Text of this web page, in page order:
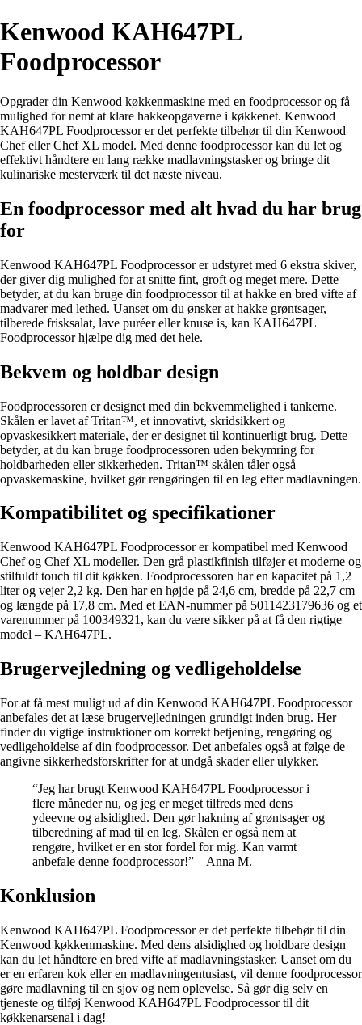
Kenwood KAH647PL
Foodprocessor
Opgrader din Kenwood køkkenmaskine med en foodprocessor og få
mulighed for nemt at klare hakkeopgaverne i køkkenet. Kenwood
KAH647PL Foodprocessor er det perfekte tilbehør til din Kenwood
Chef eller Chef XL model. Med denne foodprocessor kan du let og
effektivt håndtere en lang række madlavningstasker og bringe dit
kulinariske mesterværk til det næste niveau.
En foodprocessor med alt hvad du har brug
for
Kenwood KAH647PL Foodprocessor er udstyret med 6 ekstra skiver,
der giver dig mulighed for at snitte fint, groft og meget mere. Dette
betyder, at du kan bruge din foodprocessor til at hakke en bred vifte af
madvarer med lethed. Uanset om du ønsker at hakke grøntsager,
tilberede frisksalat, lave puréer eller knuse is, kan KAH647PL
Foodprocessor hjælpe dig med det hele.
Bekvem og holdbar design
Foodprocessoren er designet med din bekvemmelighed i tankerne.
Skålen er lavet af Tritan™, et innovativt, skridsikkert og
opvaskesikkert materiale, der er designet til kontinuerligt brug. Dette
betyder, at du kan bruge foodprocessoren uden bekymring for
holdbarheden eller sikkerheden. Tritan™ skålen tåler også
opvaskemaskine, hvilket gør rengøringen til en leg efter madlavningen.
Kompatibilitet og specifikationer
Kenwood KAH647PL Foodprocessor er kompatibel med Kenwood
Chef og Chef XL modeller. Den grå plastikfinish tilføjer et moderne og
stilfuldt touch til dit køkken. Foodprocessoren har en kapacitet på 1,2
liter og vejer 2,2 kg. Den har en højde på 24,6 cm, bredde på 22,7 cm
og længde på 17,8 cm. Med et EAN-nummer på 5011423179636 og et
varenummer på 100349321, kan du være sikker på at få den rigtige
model – KAH647PL.
Brugervejledning og vedligeholdelse
For at få mest muligt ud af din Kenwood KAH647PL Foodprocessor
anbefales det at læse brugervejledningen grundigt inden brug. Her
finder du vigtige instruktioner om korrekt betjening, rengøring og
vedligeholdelse af din foodprocessor. Det anbefales også at følge de
angivne sikkerhedsforskrifter for at undgå skader eller ulykker.
“Jeg har brugt Kenwood KAH647PL Foodprocessor i
flere måneder nu, og jeg er meget tilfreds med dens
ydeevne og alsidighed. Den gør hakning af grøntsager og
tilberedning af mad til en leg. Skålen er også nem at
rengøre, hvilket er en stor fordel for mig. Kan varmt
anbefale denne foodprocessor!” – Anna M.
Konklusion
Kenwood KAH647PL Foodprocessor er det perfekte tilbehør til din
Kenwood køkkenmaskine. Med dens alsidighed og holdbare design
kan du let håndtere en bred vifte af madlavningstasker. Uanset om du
er en erfaren kok eller en madlavningentusiast, vil denne foodprocessor
gøre madlavning til en sjov og nem oplevelse. Så gør dig selv en
tjeneste og tilføj Kenwood KAH647PL Foodprocessor til dit
køkkenarsenal i dag!